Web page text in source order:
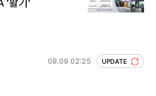
08.09 02:25 UPDATE